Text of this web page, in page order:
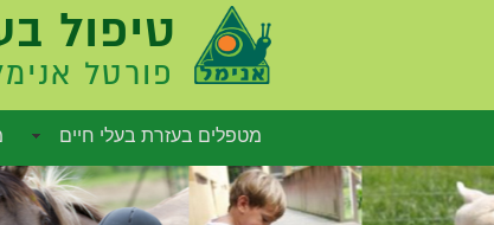
מטפלים בעזרת בעלי חיים
אפשרויות שיווק
טיפול
פורטל